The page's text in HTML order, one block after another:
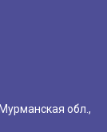
обл.,